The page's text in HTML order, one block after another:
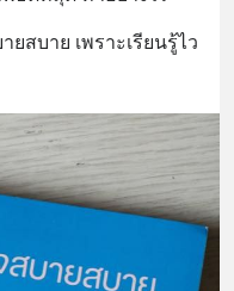
สบาย เพราะเรียนรู้ไว